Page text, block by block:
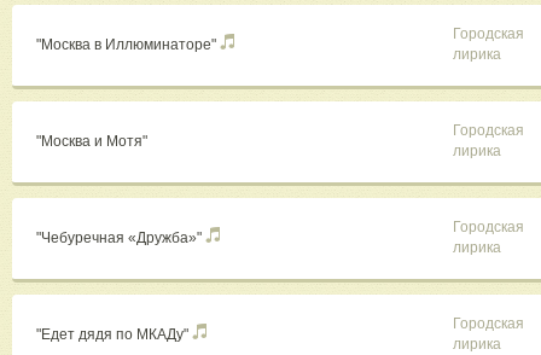
"Москва в Иллюминаторе"
Городская
лирика
"Москва и Мотя"
Городская
лирика
"Чебуречная «Дружба»"
Городская
лирика
"Едет дядя по МКАДу"
Городская
лирика